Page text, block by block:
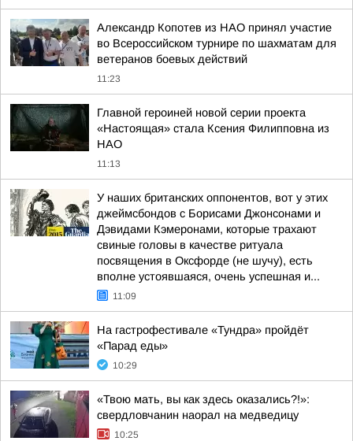
Александр Копотев из НАО принял участие
во Всероссийском турнире по шахматам для
ветеранов боевых действий
11:23
Главной героиней новой серии проекта
«Настоящая» стала Ксения Филипповна из
НАО
11:13
У наших британских оппонентов, вот у этих
джеймсбондов с Борисами Джонсонами и
Дэвидами Кэмеронами, которые трахают
свиные головы в качестве ритуала
посвящения в Оксфорде (не шучу), есть
вполне устоявшаяся, очень успешная и...
11:09
На гастрофестивале «Тундра» пройдёт
«Парад еды»
10:29
«Твою мать, вы как здесь оказались?!»:
свердловчанин наорал на медведицу
10:25